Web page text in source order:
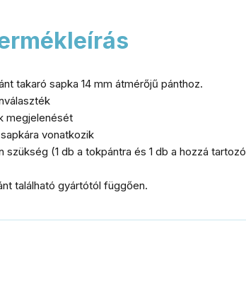
takaró sapka 14 mm átmérőjű pánthoz.
megjelenését
vonatkozik
szükség (1 db a tokpántra és 1 db a hozzá tartozó
található gyártótól függően.